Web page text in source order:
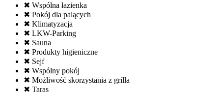
✖ Wspólna łazienka
✖ Pokój dla palących
✖ Klimatyzacja
✖ LKW-Parking
✖ Sauna
✖ Produkty higieniczne
✖ Sejf
✖ Wspólny pokój
✖ Możliwość skorzystania z grilla
✖ Taras